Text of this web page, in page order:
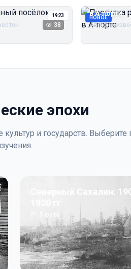
1923
посёлок
38
НОВОЕ
Прогулка
в А‑порте
Автор
эпохи
культур и государств. Выберите
Северный Сахалин: